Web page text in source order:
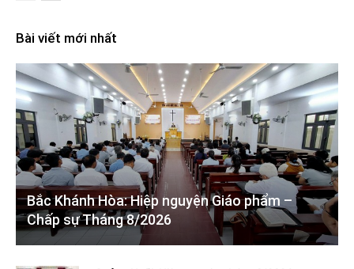
Bài viết mới nhất
Bắc Khánh Hòa: Hiệp nguyện Giáo phẩm –
Chấp sự Tháng 8/2026